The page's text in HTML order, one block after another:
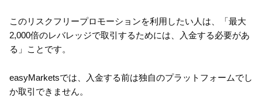
このリスクフリープロモーションを利用したい人は、「最大
2,000倍のレバレッジで取引するためには、入金する必要があ
る」ことです。
easyMarketsでは、入金する前は独自のプラットフォームでし
か取引できません。